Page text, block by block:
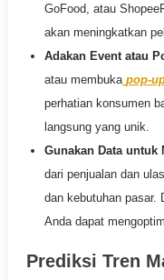
GoFood, atau
akan meningkatkan
Adakan Event atau
atau membuka pop-
perhatian konsumen
langsung yang unik.
Gunakan Data untuk
dari penjualan dan
dan kebutuhan pasar.
Anda dapat
Prediksi Tren